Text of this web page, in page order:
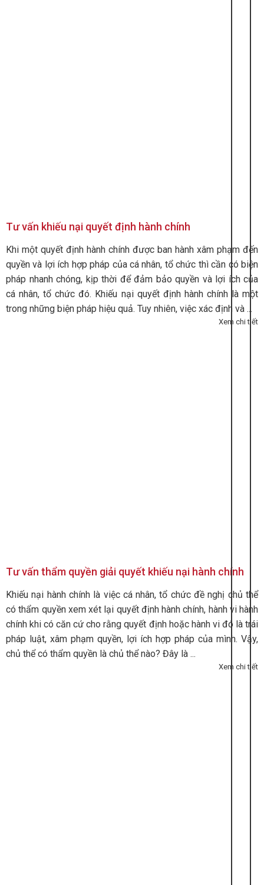
Tư vấn khiếu nại quyết định hành chính
Khi một quyết định hành chính được ban hành xâm phạm đến
quyền và lợi ích hợp pháp của cá nhân, tổ chức thì cần có biện
pháp nhanh chóng, kịp thời để đảm bảo quyền và lợi ích của
cá nhân, tổ chức đó. Khiếu nại quyết định hành chính là một
trong những biện pháp hiệu quả. Tuy nhiên, việc xác định và ...
Xem chi tiết
Tư vấn thẩm quyền giải quyết khiếu nại hành chính
Khiếu nại hành chính là việc cá nhân, tổ chức đề nghị chủ thể
có thẩm quyền xem xét lại quyết định hành chính, hành vi hành
chính khi có căn cứ cho rằng quyết định hoặc hành vi đó là trái
pháp luật, xâm phạm quyền, lợi ích hợp pháp của mình. Vậy,
chủ thể có thẩm quyền là chủ thể nào? Đây là ...
Xem chi tiết